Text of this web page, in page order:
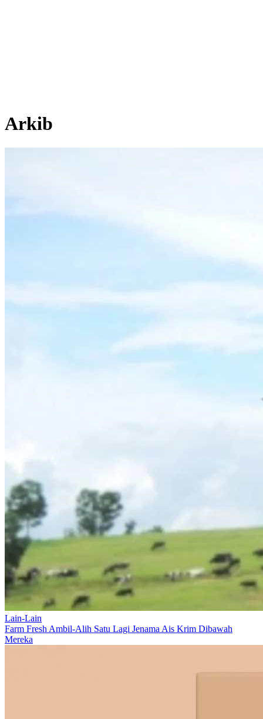
Arkib
Lain-Lain
Farm Fresh Ambil-Alih Satu Lagi Jenama Ais Krim Dibawah
Mereka